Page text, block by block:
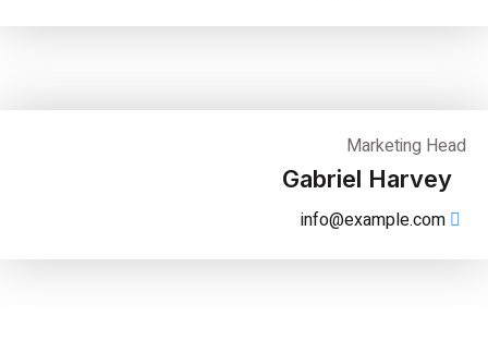
Marketing Head
Gabriel Harvey